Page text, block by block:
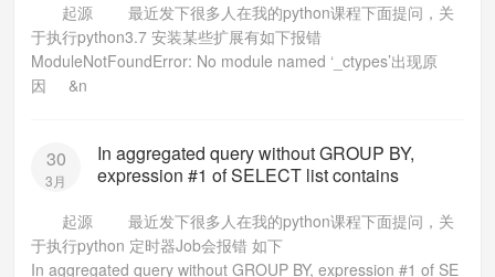
起源 最近发下很多人在我的python课程下面提问，关
于执行python3.7 安装某些扩展有如下报错
ModuleNotFoundError: No module named ‘_ctypes’出现原
因 &n
30
3月
In aggregated query without GROUP BY,
expression #1 of SELECT list contains
起源 最近发下很多人在我的python课程下面提问，关
于执行python 定时器Job会报错 如下
In aggregated query without GROUP BY, expression #1 of SE